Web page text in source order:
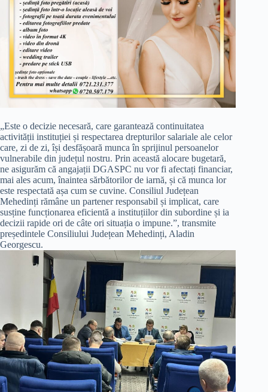
„Este o decizie necesară, care garantează continuitatea
activității instituției și respectarea drepturilor salariale ale celor
care, zi de zi, își desfășoară munca în sprijinul persoanelor
vulnerabile din județul nostru. Prin această alocare bugetară,
ne asigurăm că angajații DGASPC nu vor fi afectați financiar,
mai ales acum, înaintea sărbătorilor de iarnă, și că munca lor
este respectată așa cum se cuvine. Consiliul Județean
Mehedinți rămâne un partener responsabil și implicat, care
susține funcționarea eficientă a instituțiilor din subordine și ia
decizii rapide ori de câte ori situația o impune.”, transmite
președintele Consiliului Județean Mehedinți, Aladin
Georgescu.